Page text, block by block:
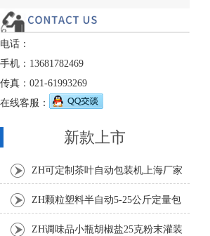
电话：
手机：13681782469
传真：021-61993269
在线客服：
新款上市
ZH可定制茶叶自动包装机上海厂家
ZH颗粒塑料半自动5-25公斤定量包
装机 ZH调味品小瓶胡椒盐25克粉末灌装